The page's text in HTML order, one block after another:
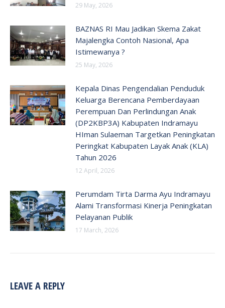
29 May, 2026
BAZNAS RI Mau Jadikan Skema Zakat
Majalengka Contoh Nasional, Apa
Istimewanya ?
25 May, 2026
Kepala Dinas Pengendalian Penduduk
Keluarga Berencana Pemberdayaan
Perempuan Dan Perlindungan Anak
(DP2KBP3A) Kabupaten Indramayu
HIman Sulaeman Targetkan Peningkatan
Peringkat Kabupaten Layak Anak (KLA)
Tahun 2026
12 April, 2026
Perumdam Tirta Darma Ayu Indramayu
Alami Transformasi Kinerja Peningkatan
Pelayanan Publik
17 March, 2026
LEAVE A REPLY